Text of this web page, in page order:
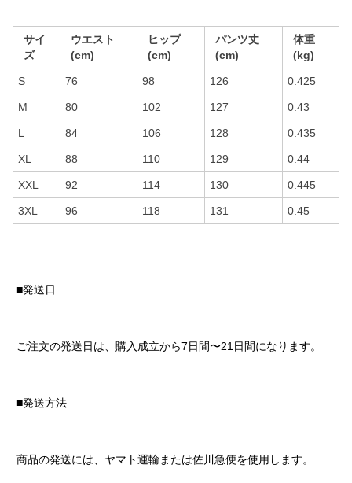
サイ
ズ
ウエスト
(cm)
ヒップ
(cm)
パンツ丈
(cm)
体重
(kg)
S 76 98 126 0.425
M 80 102 127 0.43
L 84 106 128 0.435
XL 88 110 129 0.44
XXL 92 114 130 0.445
3XL 96 118 131 0.45
■発送日
ご注文の発送日は、購入成立から7日間〜21日間になります。
■発送方法
商品の発送には、ヤマト運輸または佐川急便を使用します。